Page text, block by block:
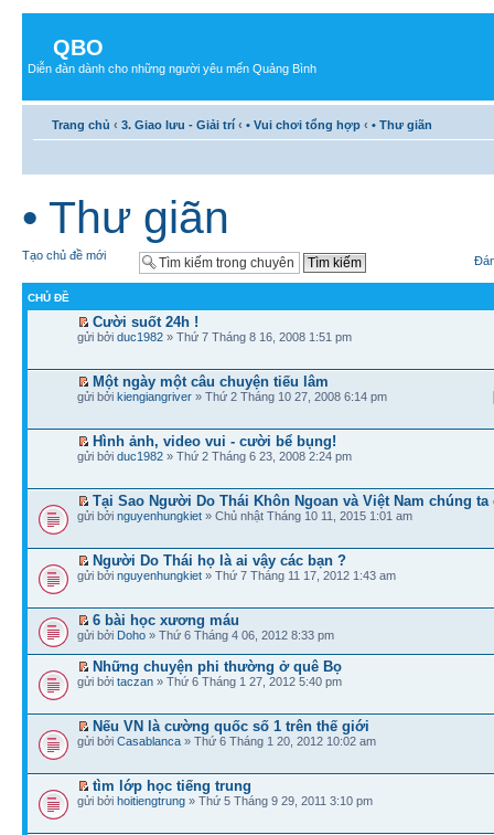
QBO
Diễn đàn dành cho những người yêu mến Quảng Bình
Trang chủ ‹ 3. Giao lưu - Giải trí ‹ • Vui chơi tổng hợp ‹ • Thư giãn
• Thư giãn
Tạo chủ đề mới
CHỦ ĐỀ
Cười suốt 24h !
gửi bởi duc1982 » Thứ 7 Tháng 8 16, 2008 1:51 pm
Một ngày một câu chuyện tiếu lâm
gửi bởi kiengiangriver » Thứ 2 Tháng 10 27, 2008 6:14 pm
Hình ảnh, video vui - cười bể bụng!
gửi bởi duc1982 » Thứ 2 Tháng 6 23, 2008 2:24 pm
Tại Sao Người Do Thái Khôn Ngoan và Việt Nam chúng ta
gửi bởi nguyenhungkiet » Chủ nhật Tháng 10 11, 2015 1:01 am
Người Do Thái họ là ai vậy các bạn ?
gửi bởi nguyenhungkiet » Thứ 7 Tháng 11 17, 2012 1:43 am
6 bài học xương máu
gửi bởi Doho » Thứ 6 Tháng 4 06, 2012 8:33 pm
Những chuyện phi thường ở quê Bọ
gửi bởi taczan » Thứ 6 Tháng 1 27, 2012 5:40 pm
Nếu VN là cường quốc số 1 trên thế giới
gửi bởi Casablanca » Thứ 6 Tháng 1 20, 2012 10:02 am
tìm lớp học tiếng trung
gửi bởi hoitiengtrung » Thứ 5 Tháng 9 29, 2011 3:10 pm